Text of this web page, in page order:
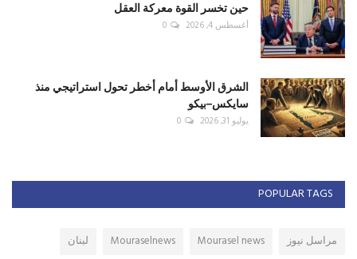
حين تخسر القوة معركة العقل
أغسطس 4, 2026 0
الشرق الأوسط أمام أخطر تحول استراتيجي منذ
سايكس–بيكو
يوليو 31, 2026 0
POPULAR TAGS
مراسل نيوز Mourasel news
Mouraselnews
لبنان